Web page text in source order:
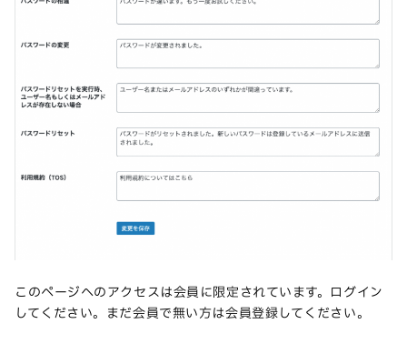
このページへのアクセスは会員に限定されています。ログイン
してください。まだ会員で無い方は会員登録してください。